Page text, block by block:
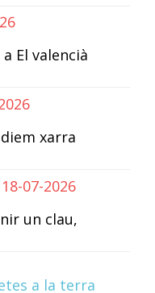
El valencià
xarra
07-2026
un clau,
a la terra